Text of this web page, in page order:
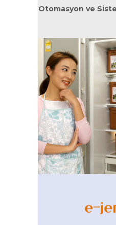
Otomasyon ve